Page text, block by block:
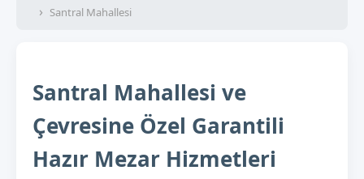
Santral Mahallesi
Santral Mahallesi ve
Çevresine Özel Garantili
Hazır Mezar Hizmetleri